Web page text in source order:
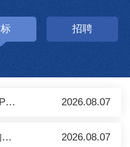
招聘
华创启德-“和肽素（CPP）检测（化学发光法）试剂盒及配套设备”项目 采购公告（第二轮） 2026.08.07
血液内科-一次性使用胸骨穿刺针及套件（一次性骨髓穿刺包） 市场调研 2026.08.07